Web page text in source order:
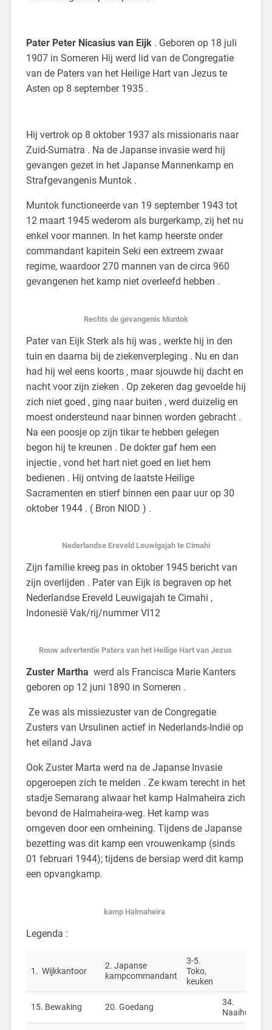
Pater Peter Nicasius van Eijk. Geboren op 18 juli
1907 in Someren Hij werd lid van de Congregatie
van de Paters van het Heilige Hart van Jezus te
Asten op 8 september 1935 .
Hij vertrok op 8 oktober 1937 als missionaris naar
Zuid-Sumatra . Na de Japanse invasie werd hij
gevangen gezet in het Japanse Mannenkamp en
Strafgevangenis Muntok .
Muntok functioneerde van 19 september 1943 tot
12 maart 1945 wederom als burgerkamp, zij het nu
enkel voor mannen. In het kamp heerste onder
commandant kapitein Seki een extreem zwaar
regime, waardoor 270 mannen van de circa 960
gevangenen het kamp niet overleefd hebben .
Rechts de gevangenis Muntok
Pater van Eijk Sterk als hij was , werkte hij in den
tuin en daarna bij de ziekenverpleging . Nu en dan
had hij wel eens koorts , maar sjouwde hij dacht en
nacht voor zijn zieken . Op zekeren dag gevoelde hij
zich niet goed , ging naar buiten , werd duizelig en
moest ondersteund naar binnen worden gebracht .
Na een poosje op zijn tikar te hebben gelegen
begon hij te kreunen . De dokter gaf hem een
injectie , vond het hart niet goed en liet hem
bedienen . Hij ontving de laatste Heilige
Sacramenten en stierf binnen een paar uur op 30
oktober 1944 . ( Bron NIOD ) .
Nederlandse Ereveld Leuwigajah te Cimahi
Zijn familie kreeg pas in oktober 1945 bericht van
zijn overlijden . Pater van Eijk is begraven op het
Nederlandse Ereveld Leuwigajah te Cimahi ,
Indonesië Vak/rij/nummer VI12
Rouw advertentie Paters van het Heilige Hart van Jezus
Zuster Martha werd als Francisca Marie Kanters
geboren op 12 juni 1890 in Someren .
Ze was als missiezuster van de Congregatie
Zusters van Ursulinen actief in Nederlands-Indië op
het eiland Java
Ook Zuster Marta werd na de Japanse Invasie
opgeroepen zich te melden . Ze kwam terecht in het
stadje Semarang alwaar het kamp Halmaheira zich
bevond de Halmaheira-weg. Het kamp was
omgeven door een omheining. Tijdens de Japanse
bezetting was dit kamp een vrouwenkamp (sinds
01 februari 1944); tijdens de bersiap werd dit kamp
een opvangkamp.
kamp Halmaheira
Legenda :
1. Wijkkantoor
2. Japanse
kampcommandant
3-5.
Toko,
keuken
15. Bewaking 20. Goedang
34.
Naaihuis